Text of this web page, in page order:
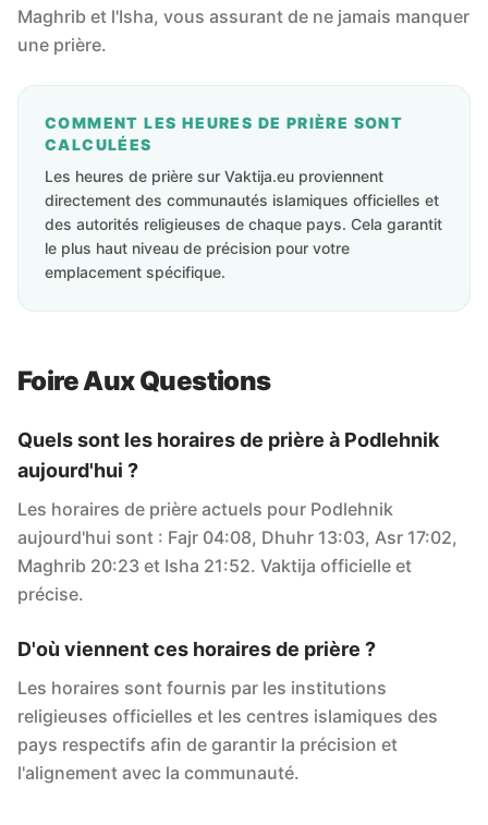
Maghrib et l'Isha, vous assurant de ne jamais manquer
une prière.
COMMENT LES HEURES DE PRIÈRE SONT
CALCULÉES
Les heures de prière sur Vaktija.eu proviennent
directement des communautés islamiques officielles et
des autorités religieuses de chaque pays. Cela garantit
le plus haut niveau de précision pour votre
emplacement spécifique.
Foire Aux Questions
Quels sont les horaires de prière à Podlehnik
aujourd'hui ?
Les horaires de prière actuels pour Podlehnik
aujourd'hui sont : Fajr 04:08, Dhuhr 13:03, Asr 17:02,
Maghrib 20:23 et Isha 21:52. Vaktija officielle et
précise.
D'où viennent ces horaires de prière ?
Les horaires sont fournis par les institutions
religieuses officielles et les centres islamiques des
pays respectifs afin de garantir la précision et
l'alignement avec la communauté.